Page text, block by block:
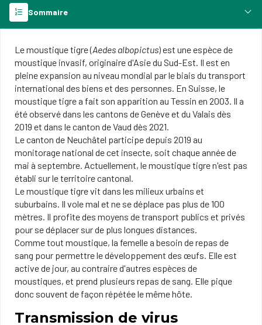
Sommaire
Le moustique tigre (Aedes albopictus) est une espèce de
moustique invasif, originaire d'Asie du Sud-Est. Il est en
pleine expansion au niveau mondial par le biais du transport
international des biens et des personnes. En Suisse, le
moustique tigre a fait son apparition au Tessin en 2003. Il a
été observé dans les cantons de Genève et du Valais dès
2019 et dans le canton de Vaud dès 2021.​
Le canton de Neuchâtel participe depuis 2019 au
monitorage national de cet insecte, soit chaque année de
mai à septembre. Actuellement, le moustique tigre n'est pas
​établi sur le territoire cantonal.
Le moustique tigre vit dans les milieux urbains et
suburbains. Il vole mal et ne se déplace pas plus de 100 ​​
mètres. ​Il profite des moyens de transport publics et privés
pour se déplacer sur de plus longues distances.
Comme tout moustique, la femelle a besoin de repas de
sang pour permettre le développement des œufs. Elle est
active de jour, au contraire d'autres espèces de
moustiques, et prend plusieurs repas de sang. Elle pique
donc souvent de façon répétée le même hôte.
Transmission de virus